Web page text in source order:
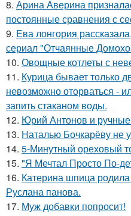
8. Арина Аверина
постоянные сравнения с
9. Ева лонгория
сериал "Отчаянные
10. Овощные котлеты с
11. Курица бывает только
невозможно оторваться -
запить стаканом воды.
12. Юрий Антонов и ручные
13. Наталью Бочкарёву не
14. 5-Минутный ореховый
15. "Я Мечтал Просто По-
16. Катерина шпица
Руслана панова.
17. Муж добавки попросит!